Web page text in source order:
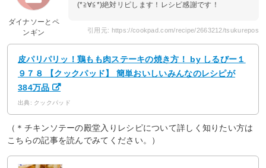
ダイナソーとペ
ンギン
(*≧∀≦*)絶対リピします！レシピ感謝です！
引用元: https://cookpad.com/recipe/2663212/tsukurepos
皮パリパリッ！鶏もも肉ステーキの焼き方！ by しるびー１
９７８ 【クックパッド】 簡単おいしいみんなのレシピが
384万品
出典: クックパッド
（＊チキンソテーの殿堂入りレシピについて詳しく知りたい方は
こちらの記事を読んでみてください。）